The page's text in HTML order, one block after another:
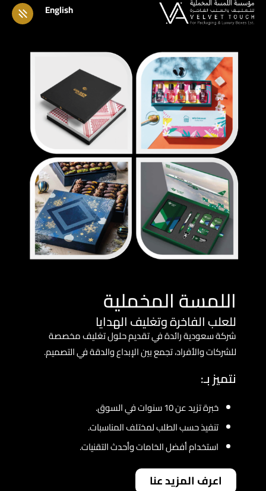
English
اللمسة المخملية
للعلب الفاخرة وتغليف الهدايا
شركة سعودية رائدة في تقديم حلول تغليف مخصصة
للشركات والأفراد، تجمع بين الإبداع والدقة في التصميم.
نتميز بـ:
خبرة تزيد عن 10 سنوات في السوق.
تنفيذ حسب الطلب لمختلف المناسبات.
استخدام أفضل الخامات وأحدث التقنيات.
اعرف المزيد عنا